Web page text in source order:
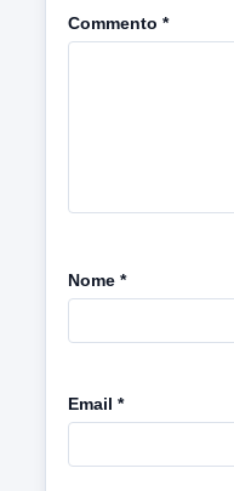
Commento *
Nome *
Email *